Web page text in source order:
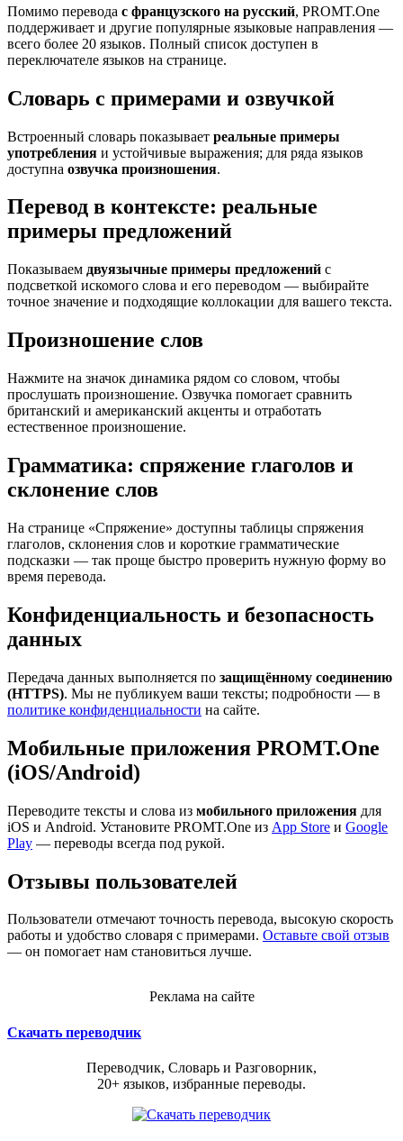
Помимо перевода с французского на русский, PROMT.One
поддерживает и другие популярные языковые направления —
всего более 20 языков. Полный список доступен в
переключателе языков на странице.
Словарь с примерами и озвучкой
Встроенный словарь показывает реальные примеры
употребления и устойчивые выражения; для ряда языков
доступна озвучка произношения.
Перевод в контексте: реальные
примеры предложений
Показываем двуязычные примеры предложений с
подсветкой искомого слова и его переводом — выбирайте
точное значение и подходящие коллокации для вашего текста.
Произношение слов
Нажмите на значок динамика рядом со словом, чтобы
прослушать произношение. Озвучка помогает сравнить
британский и американский акценты и отработать
естественное произношение.
Грамматика: спряжение глаголов и
склонение слов
На странице «Спряжение» доступны таблицы спряжения
глаголов, склонения слов и короткие грамматические
подсказки — так проще быстро проверить нужную форму во
время перевода.
Конфиденциальность и безопасность
данных
Передача данных выполняется по защищённому соединению
(HTTPS). Мы не публикуем ваши тексты; подробности — в
политике конфиденциальности на сайте.
Мобильные приложения PROMT.One
(iOS/Android)
Переводите тексты и слова из мобильного приложения для
iOS и Android. Установите PROMT.One из App Store и Google
Play — переводы всегда под рукой.
Отзывы пользователей
Пользователи отмечают точность перевода, высокую скорость
работы и удобство словаря с примерами. Оставьте свой отзыв
— он помогает нам становиться лучше.
Реклама на сайте
Скачать переводчик
Переводчик, Словарь и Разговорник,
20+ языков, избранные переводы.